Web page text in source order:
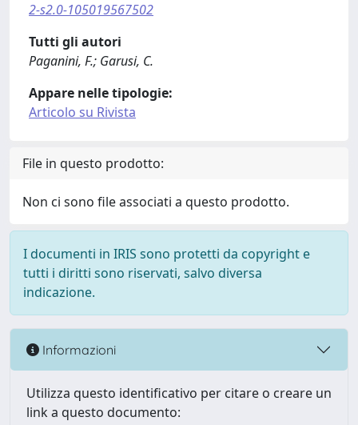
2-s2.0-105019567502
Tutti gli autori
Paganini, F.; Garusi, C.
Appare nelle tipologie:
Articolo su Rivista
File in questo prodotto:
Non ci sono file associati a questo prodotto.
I documenti in IRIS sono protetti da copyright e
tutti i diritti sono riservati, salvo diversa
indicazione.
Informazioni
Utilizza questo identificativo per citare o creare un
link a questo documento: